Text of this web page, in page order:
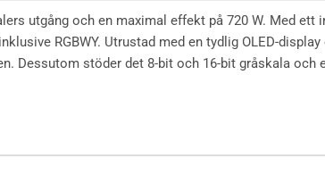
utgång och en maximal effekt på 720 W. Med
RGBWY. Utrustad med en tydlig OLED-
Dessutom stöder det 8-bit och 16-bit gråskala